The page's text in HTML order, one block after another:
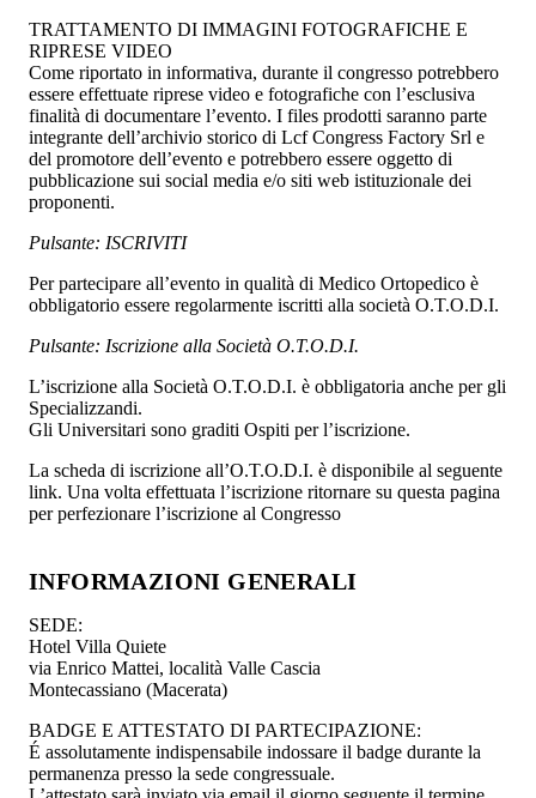
TRATTAMENTO DI IMMAGINI FOTOGRAFICHE E
RIPRESE VIDEO
Come riportato in informativa, durante il congresso potrebbero
essere effettuate riprese video e fotografiche con l’esclusiva
finalità di documentare l’evento. I files prodotti saranno parte
integrante dell’archivio storico di Lcf Congress Factory Srl e
del promotore dell’evento e potrebbero essere oggetto di
pubblicazione sui social media e/o siti web istituzionale dei
proponenti.
Pulsante: ISCRIVITI
Per partecipare all’evento in qualità di Medico Ortopedico è
obbligatorio essere regolarmente iscritti alla società O.T.O.D.I.
Pulsante: Iscrizione alla Società O.T.O.D.I.
L’iscrizione alla Società O.T.O.D.I. è obbligatoria anche per gli
Specializzandi.
Gli Universitari sono graditi Ospiti per l’iscrizione.
La scheda di iscrizione all’O.T.O.D.I. è disponibile al seguente
link. Una volta effettuata l’iscrizione ritornare su questa pagina
per perfezionare l’iscrizione al Congresso
INFORMAZIONI GENERALI
SEDE:
Hotel Villa Quiete
via Enrico Mattei, località Valle Cascia
Montecassiano (Macerata)
BADGE E ATTESTATO DI PARTECIPAZIONE:
É assolutamente indispensabile indossare il badge durante la
permanenza presso la sede congressuale.